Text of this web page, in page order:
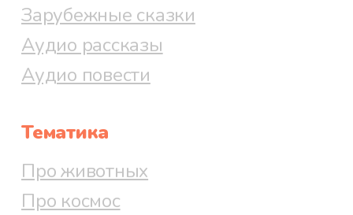
Зарубежные сказки
Аудио рассказы
Аудио повести
Тематика
Про животных
Про космос